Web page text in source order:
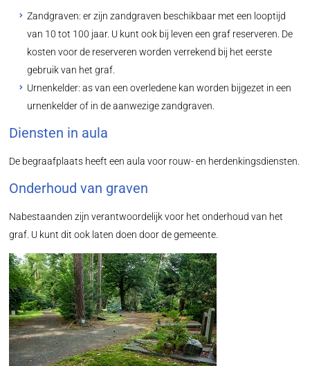
Zandgraven: er zijn zandgraven beschikbaar met een looptijd
van 10 tot 100 jaar. U kunt ook bij leven een graf reserveren. De
kosten voor de reserveren worden verrekend bij het eerste
gebruik van het graf.
Urnenkelder: as van een overledene kan worden bijgezet in een
urnenkelder of in de aanwezige zandgraven.
Diensten in aula
De begraafplaats heeft een aula voor rouw- en herdenkingsdiensten.
Onderhoud van graven
Nabestaanden zijn verantwoordelijk voor het onderhoud van het
graf. U kunt dit ook laten doen door de gemeente.